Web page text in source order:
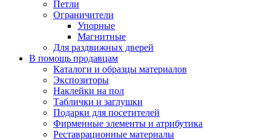
Петли
Ограничители
Упорные
Магнитные
Для раздвижных дверей
В помощь продавцам
Каталоги и образцы материалов
Экспозиторы
Наклейки на пол
Таблички и заглушки
Подарки для посетителей
Фирменные элементы и атрибутика
Реставрационные материалы